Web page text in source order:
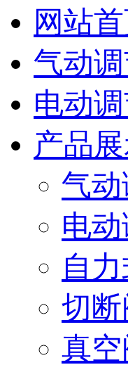
网站
气动
电动
产品
气动
电
自
切断
真空